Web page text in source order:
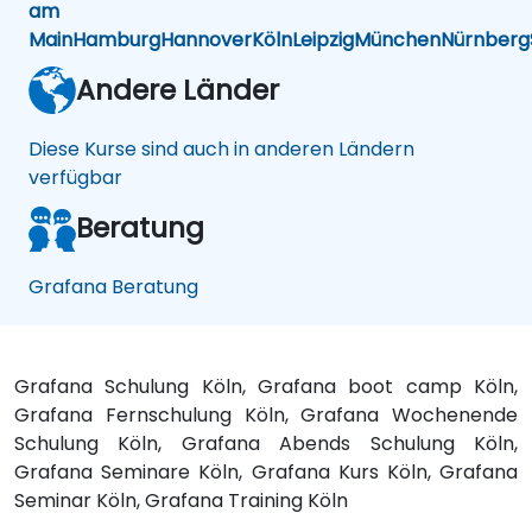
am
MainHamburgHannoverKölnLeipzigMünchenNürnberg
Andere Länder
Diese Kurse sind auch in anderen Ländern
verfügbar
Beratung
Grafana Beratung
Grafana Schulung Köln, Grafana boot camp Köln,
Grafana Fernschulung Köln, Grafana Wochenende
Schulung Köln, Grafana Abends Schulung Köln,
Grafana Seminare Köln, Grafana Kurs Köln, Grafana
Seminar Köln, Grafana Training Köln